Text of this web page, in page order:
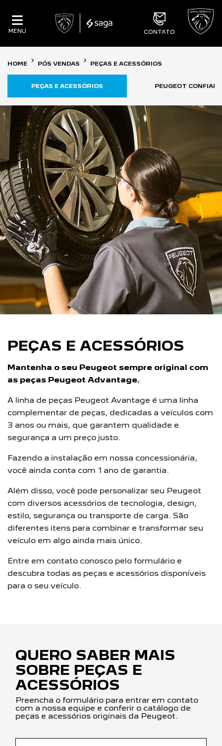
MENU CONTATO
HOME PÓS VENDAS PEÇAS E ACESSÓRIOS
PEUGEOT
PEÇAS E ACESSÓRIOS
PEÇAS E ACESSÓRIOS
Mantenha o seu Peugeot sempre original com
as peças Peugeot Advantage.
A linha de peças Peugeot Avantage é uma linha
complementar de peças, dedicadas a veículos com
3 anos ou mais, que garantem qualidade e
segurança a um preço justo.
Fazendo a instalação em nossa concessionária,
você ainda conta com 1 ano de garantia.
Além disso, você pode personalizar seu Peugeot
com diversos acessórios de tecnologia, design,
estilo, segurança ou transporte de carga. São
diferentes itens para combinar e transformar seu
veículo em algo ainda mais único.
Entre em contato conosco pelo formulário e
descubra todas as peças e acessórios disponíveis
para o seu veículo.
QUERO SABER MAIS
SOBRE PEÇAS E
ACESSÓRIOS
Preencha o formulário para entrar em contato
com a nossa equipe e conferir o catálogo de
peças e acessórios originais da Peugeot.